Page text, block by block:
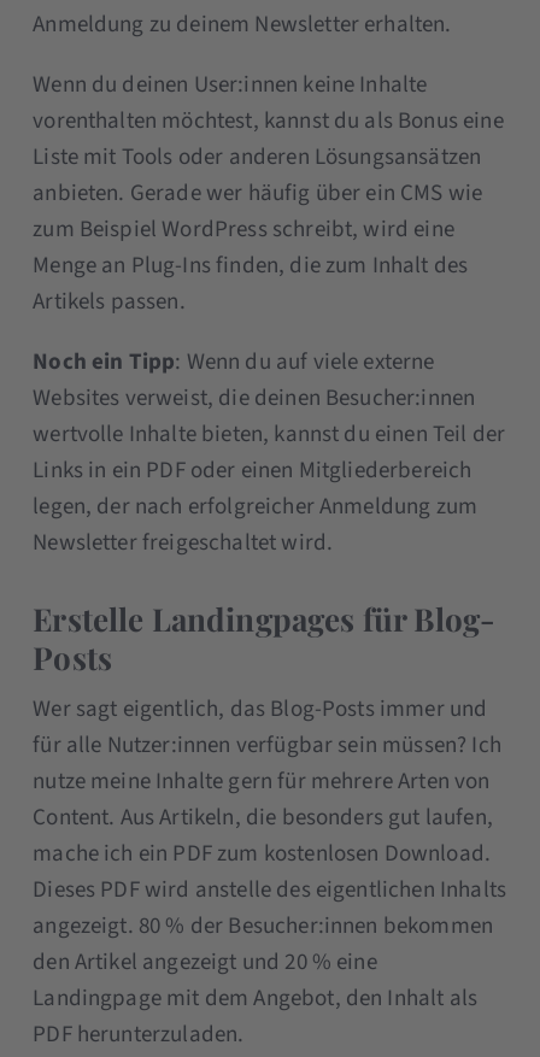
Anmeldung zu deinem Newsletter erhalten.
Wenn du deinen User:innen keine Inhalte
vorenthalten möchtest, kannst du als Bonus eine
Liste mit Tools oder anderen Lösungsansätzen
anbieten. Gerade wer häufig über ein CMS wie
zum Beispiel WordPress schreibt, wird eine
Menge an Plug-Ins finden, die zum Inhalt des
Artikels passen.
Noch ein Tipp: Wenn du auf viele externe
Websites verweist, die deinen Besucher:innen
wertvolle Inhalte bieten, kannst du einen Teil der
Links in ein PDF oder einen Mitgliederbereich
legen, der nach erfolgreicher Anmeldung zum
Newsletter freigeschaltet wird.
Erstelle Landingpages für Blog-
Posts
Wer sagt eigentlich, das Blog-Posts immer und
für alle Nutzer:innen verfügbar sein müssen? Ich
nutze meine Inhalte gern für mehrere Arten von
Content. Aus Artikeln, die besonders gut laufen,
mache ich ein PDF zum kostenlosen Download.
Dieses PDF wird anstelle des eigentlichen Inhalts
angezeigt. 80 % der Besucher:innen bekommen
den Artikel angezeigt und 20 % eine
Landingpage mit dem Angebot, den Inhalt als
PDF herunterzuladen.